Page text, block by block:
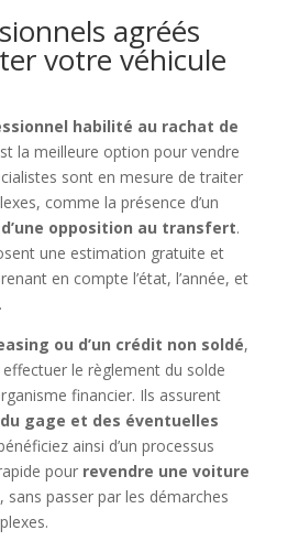
agréés
votre véhicule
habilité au rachat de
la meilleure option pour vendre
sont en mesure de traiter
comme la présence d’un
opposition au transfert.
une estimation gratuite et
en compte l’état, l’année, et
ou d’un crédit non soldé,
le règlement du solde
financier. Ils assurent
gage et des éventuelles
ainsi d’un processus
pour revendre une voiture
, sans passer par les démarches